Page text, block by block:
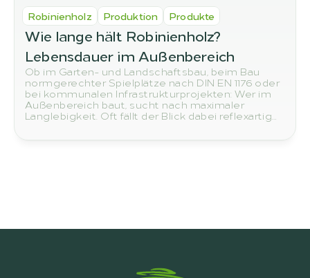
Robinienholz Produktion Produkte
Wie lange hält Robinienholz?
Lebensdauer im Außenbereich
Ob im Garten- und Landschaftsbau, beim Bau
normgerechter Spielplätze nach DIN EN 1176 oder
bei kommunalen Infrastrukturprojekten: Wer im
Außenbereich baut, sucht nach maximaler
Langlebigkeit. Oft fällt der Blick dabei reflexartig
auf Tropenhölzer wie Teak oder Bangkirai. Doch